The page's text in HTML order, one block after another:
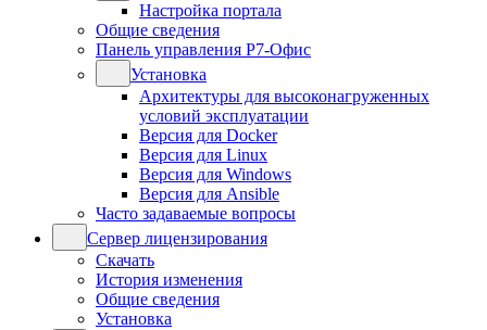
Настройка портала
Общие сведения
Панель управления Р7-Офис
Установка
Архитектуры для высоконагруженных
условий эксплуатации
Версия для Docker
Версия для Linux
Версия для Windows
Версия для Ansible
Часто задаваемые вопросы
Сервер лицензирования
Скачать
История изменения
Общие сведения
Установка